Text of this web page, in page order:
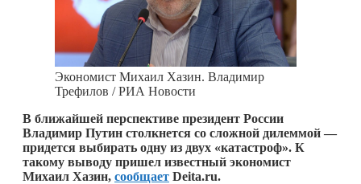
Экономист Михаил Хазин. Владимир
Трефилов / РИА Новости
В ближайшей перспективе президент России
Владимир Путин столкнется со сложной дилеммой —
придется выбирать одну из двух «катастроф». К
такому выводу пришел известный экономист
Михаил Хазин, сообщает Deita.ru.